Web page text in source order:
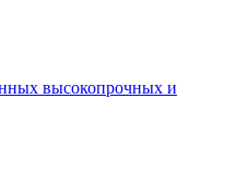
высокопрочных и